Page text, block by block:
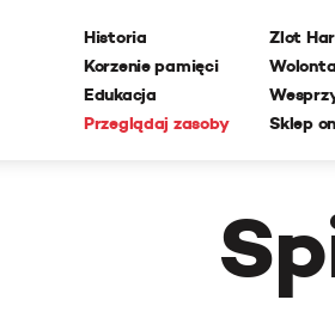
Historia
Korzenie pamięci
Edukacja
Przeglądaj zasoby
Zlot
Sklep